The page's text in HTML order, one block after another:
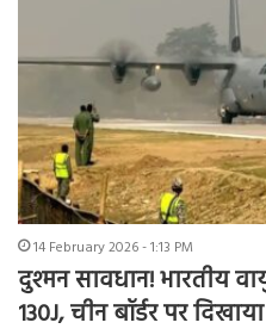
14 February 2026 - 1:13 PM
दुश्मन सावधान! भारतीय
130J, चीन बॉर्डर पर